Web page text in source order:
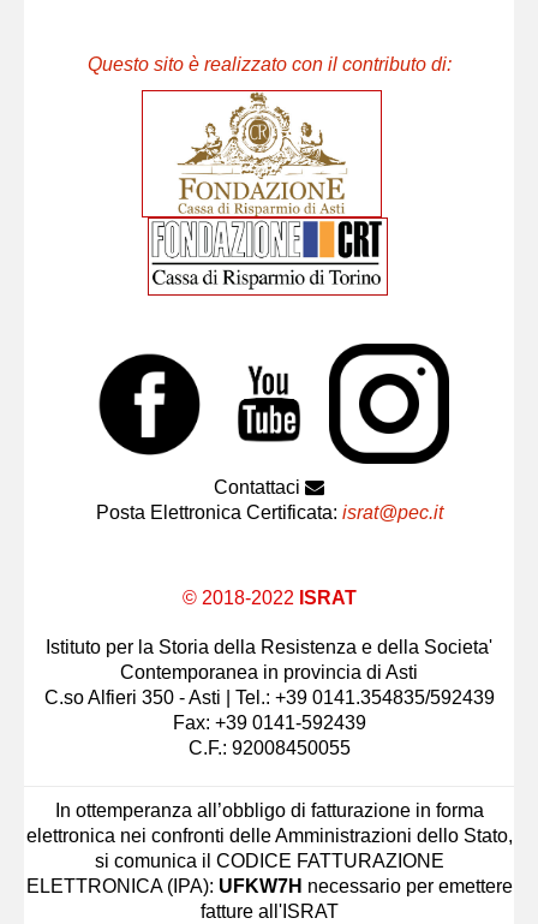
Questo sito è realizzato con il contributo di:
Contattaci
Posta Elettronica Certificata: israt@pec.it
© 2018-2022 ISRAT
Istituto per la Storia della Resistenza e della Societa'
Contemporanea in provincia di Asti
C.so Alfieri 350 - Asti | Tel.: +39 0141.354835/592439
Fax: +39 0141-592439
C.F.: 92008450055
In ottemperanza all’obbligo di fatturazione in forma
elettronica nei confronti delle Amministrazioni dello Stato,
si comunica il CODICE FATTURAZIONE
ELETTRONICA (IPA): UFKW7H necessario per emettere
fatture all'ISRAT